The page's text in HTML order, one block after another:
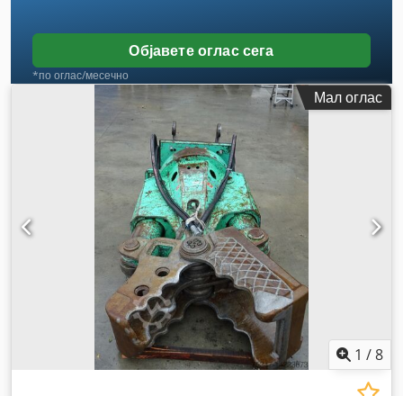
Објавете оглас сега
*по оглас/месечно
Мал оглас
1 /8